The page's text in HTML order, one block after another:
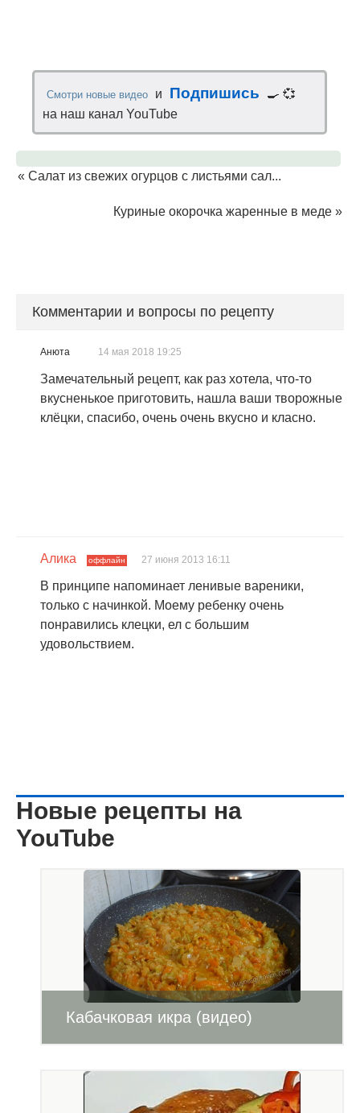
Смотри новые видео и Подпишись
🍳 💞
на наш канал YouTube
« Салат из свежих огурцов с листьями сал...
Куриные окорочка жаренные в меде »
Комментарии и вопросы по рецепту
Анюта 14 мая 2018 19:25
Замечательный рецепт, как раз хотела, что-то
вкусненькое приготовить, нашла ваши творожные
клёцки, спасибо, очень очень вкусно и класно.
Алика оффлайн 27 июня 2013 16:11
В принципе напоминает ленивые вареники,
только с начинкой. Моему ребенку очень
понравились клецки, ел с большим
удовольствием.
Новые рецепты на
YouTube
Кабачковая икра (видео)